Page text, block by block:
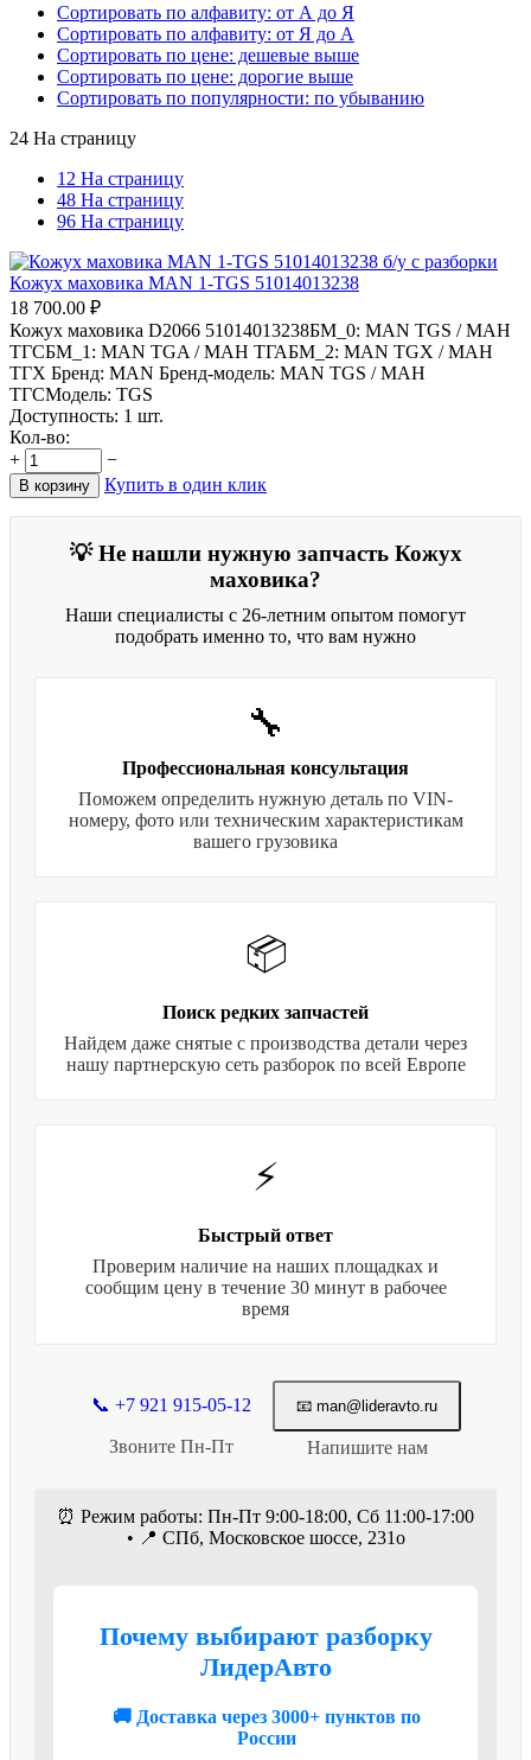
Сортировать по алфавиту: от А до Я
Сортировать по алфавиту: от Я до А
Сортировать по цене: дешевые выше
Сортировать по цене: дорогие выше
Сортировать по популярности: по убыванию
24 На страницу
12 На страницу
48 На страницу
96 На страницу
Кожух маховика MAN 1-TGS 51014013238
18 700.00 ₽
Кожух маховика D2066 51014013238БМ_0: MAN TGS / МАН
ТГСБМ_1: MAN TGA / МАН ТГАБМ_2: MAN TGX / МАН
ТГХ Бренд: MAN Бренд-модель: MAN TGS / МАН
ТГСМодель: TGS
Доступность: 1 шт.
Кол-во:
+
−
В корзину Купить в один клик
💡 Не нашли нужную запчасть Кожух
маховика?
Наши специалисты с 26-летним опытом помогут
подобрать именно то, что вам нужно
🔧
Профессиональная консультация
Поможем определить нужную деталь по VIN-
номеру, фото или техническим характеристикам
вашего грузовика
📦
Поиск редких запчастей
Найдем даже снятые с производства детали через
нашу партнерскую сеть разборок по всей Европе
⚡
Быстрый ответ
Проверим наличие на наших площадках и
сообщим цену в течение 30 минут в рабочее
время
📞 +7 921 915-05-12
Звоните Пн-Пт
📧 man@lideravto.ru
Напишите нам
⏰ Режим работы: Пн-Пт 9:00-18:00, Сб 11:00-17:00
• 📍 СПб, Московское шоссе, 231о
Почему выбирают разборку
ЛидерАвто
🚚 Доставка через 3000+ пунктов по
России